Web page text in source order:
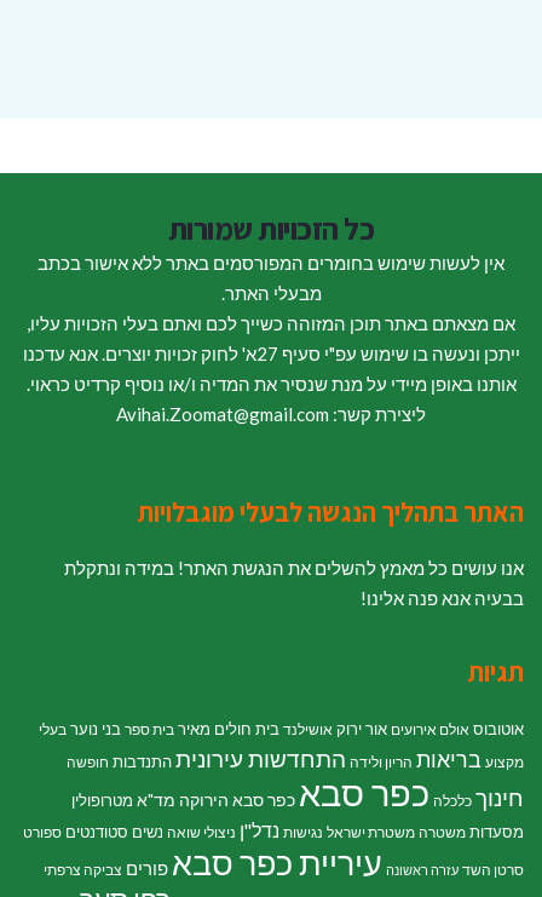
כל הזכויות שמורות
אין לעשות שימוש בחומרים המפורסמים באתר ללא אישור בכתב
מבעלי האתר.
אם מצאתם באתר תוכן המזוהה כשייך לכם ואתם בעלי הזכויות עליו,
ייתכן ונעשה בו שימוש עפ"י סעיף 27א' לחוק זכויות יוצרים. אנא עדכנו
אותנו באופן מיידי על מנת שנסיר את המדיה ו/או נוסיף קרדיט כראוי.
ליצירת קשר: Avihai.Zoomat@gmail.com
האתר בתהליך הנגשה לבעלי מוגבלויות
אנו עושים כל מאמץ להשלים את הנגשת האתר! במידה ונתקלת
בבעיה אנא פנה אלינו!
תגיות
אוטובוס אולם אירועים אור ירוק אושילנד בית חולים מאיר בית ספר בני נוער בעלי
מקצוע בריאות הריון ולידה התחדשות עירוניתהתנדבות חופשה
חינוך כלכלה כפר סבא כפר סבא הירוקה מד"א מטרופולין
מסעדות משטרה משטרת ישראל נגישות נדל"ן ניצולי שואה נשים סטודנטים ספורט
סרטן השד עזרה ראשונה עיריית כפר סבא פורים צביקה צרפתי